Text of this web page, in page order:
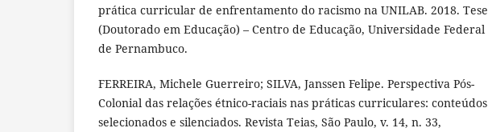
prática curricular de enfrentamento do racismo na UNILAB. 2018. Tese
(Doutorado em Educação) – Centro de Educação, Universidade Federal
de Pernambuco.
FERREIRA, Michele Guerreiro; SILVA, Janssen Felipe. Perspectiva Pós-
Colonial das relações étnico-raciais nas práticas curriculares: conteúdos
selecionados e silenciados. Revista Teias, São Paulo, v. 14, n. 33,